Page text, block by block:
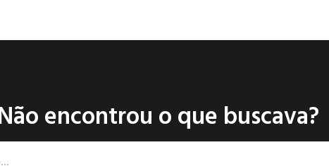
encontrou o que buscava?